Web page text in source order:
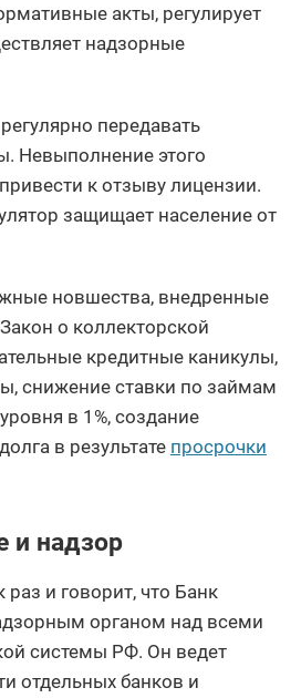
акты, регулирует
надзорные
передавать
Невыполнение этого
к отзыву лицензии.
защищает население от
новшества, внедренные
о коллекторской
кредитные каникулы,
снижение ставки по займам
в 1%, создание
в результате просрочки
и надзор
раз и говорит, что Банк
органом над всеми
системы РФ. Он ведет
отдельных банков и